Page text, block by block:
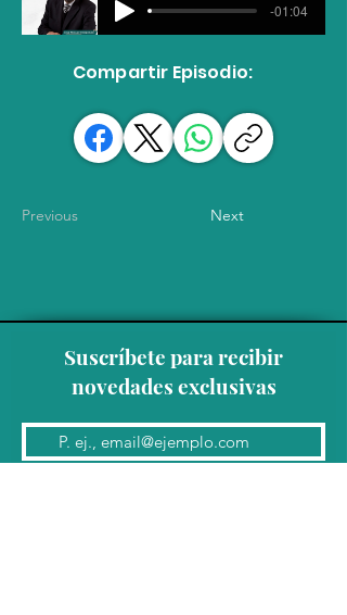
-01:04
Compartir Episodio:
Previous Next
Suscríbete para recibir
novedades exclusivas